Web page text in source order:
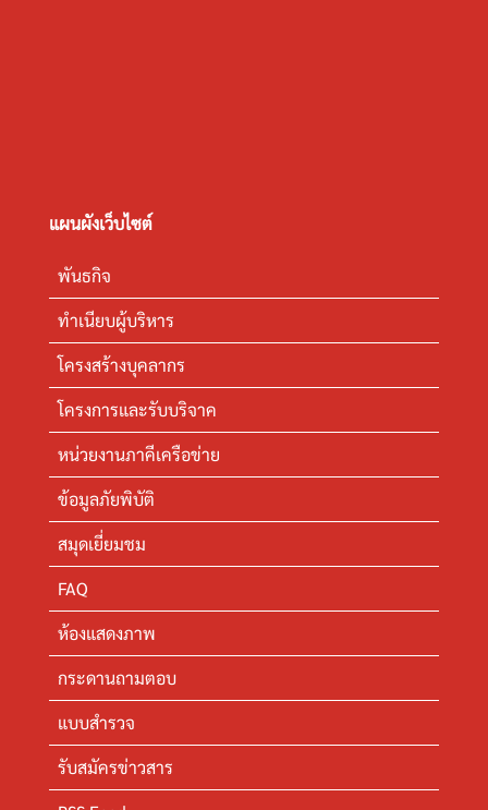
แผนผังเว็บไซต์
พันธกิจ
ทำเนียบผู้บริหาร
โครงสร้างบุคลากร
โครงการและรับบริจาค
หน่วยงานภาคีเครือข่าย
ข้อมูลภัยพิบัติ
สมุดเยี่ยมชม
FAQ
ห้องแสดงภาพ
กระดานถามตอบ
แบบสำรวจ
รับสมัครข่าวสาร